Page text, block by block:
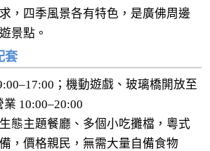
，四季風景各有特色，是廣佛周邊
景點。
套
；機動遊戲、玻璃橋開放至
10:00–20:00
態主題餐廳、多個小吃攤檔，粵式
，價格親民，無需大量自備食物